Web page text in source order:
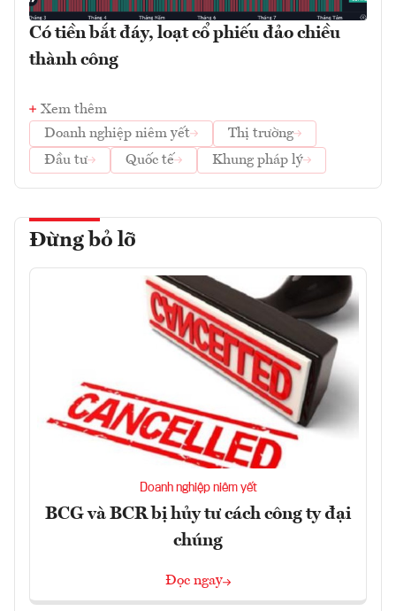
Có tiền bắt đáy, loạt cổ phiếu đảo chiều
thành công
Xem thêm
Doanh nghiệp niêm yết
Thị trường
Đầu tư
Quốc tế Khung pháp lý
Đừng bỏ lỡ
Doanh nghiệp niêm yết
BCG và BCR bị hủy tư cách công ty đại
chúng
Đọc ngay